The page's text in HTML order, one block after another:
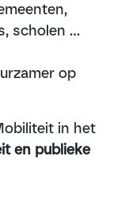
scholen …
op
in het
en publieke